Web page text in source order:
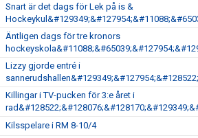
Snart är det dags för Lek på is &
Äntligen dags för tre kronors
Lizzy gjorde entré i
sannerudshallen&#129349;&#127954;&#128522;
Killingar i TV-pucken för 3:e året i
Kilsspelare i RM 8-10/4